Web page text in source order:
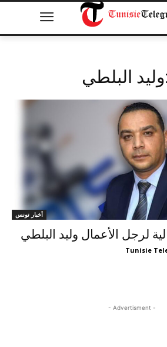
وليد البلطي
أخبار تونس
لرجل الأعمال وليد البلطي
Tunisie
- Advertisment -